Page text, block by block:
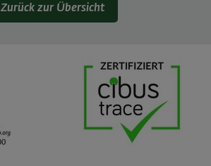
Zurück zur Übersicht